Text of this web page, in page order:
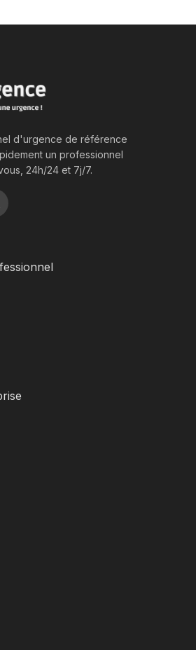
d'urgence de référence
un professionnel
24h/24 et 7j/7.